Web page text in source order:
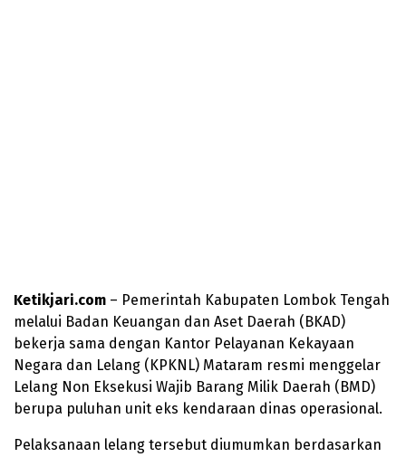
Ketikjari.com – Pemerintah Kabupaten Lombok Tengah
melalui Badan Keuangan dan Aset Daerah (BKAD)
bekerja sama dengan Kantor Pelayanan Kekayaan
Negara dan Lelang (KPKNL) Mataram resmi menggelar
Lelang Non Eksekusi Wajib Barang Milik Daerah (BMD)
berupa puluhan unit eks kendaraan dinas operasional.
Pelaksanaan lelang tersebut diumumkan berdasarkan